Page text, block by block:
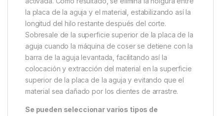
la placa de la aguja y el material, estabilizando así la
longitud del hilo restante después del corte.
Sobresale de la superficie superior de la placa de la
aguja cuando la máquina de coser se detiene con la
barra de la aguja levantada, facilitando así la
colocación y extracción del material en la superficie
superior de la placa de la aguja y evitando que el
material sea dañado por los dientes de arrastre.
Se pueden seleccionar varios tipos de